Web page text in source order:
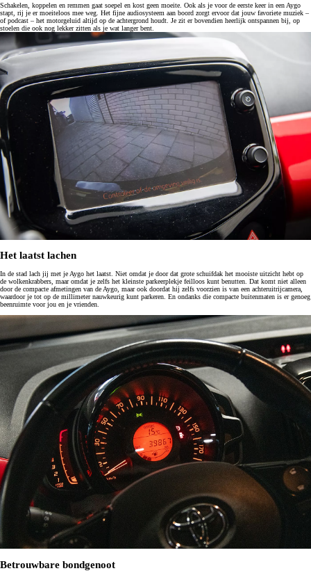
Schakelen, koppelen en remmen gaat soepel en kost geen moeite. Ook als je voor de eerste keer in een Aygo
stapt, rij je er moeiteloos mee weg. Het fijne audiosysteem aan boord zorgt ervoor dat jouw favoriete muziek –
of podcast – het motorgeluid altijd op de achtergrond houdt. Je zit er bovendien heerlijk ontspannen bij, op
stoelen die ook nog lekker zitten als je wat langer bent.
Het laatst lachen
In de stad lach jij met je Aygo het laatst. Niet omdat je door dat grote schuifdak het mooiste uitzicht hebt op
de wolkenkrabbers, maar omdat je zelfs het kleinste parkeerplekje feilloos kunt benutten. Dat komt niet alleen
door de compacte afmetingen van de Aygo, maar ook doordat hij zelfs voorzien is van een achteruitrijcamera,
waardoor je tot op de millimeter nauwkeurig kunt parkeren. En ondanks die compacte buitenmaten is er genoeg
beenruimte voor jou en je vrienden.
Betrouwbare bondgenoot